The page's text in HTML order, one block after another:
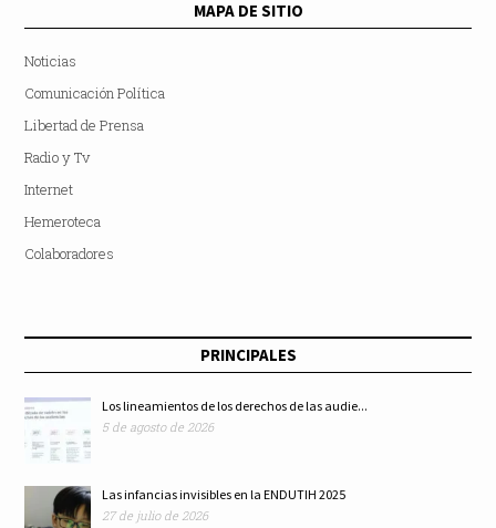
MAPA DE SITIO
Noticias
Comunicación Política
Libertad de Prensa
Radio y Tv
Internet
Hemeroteca
Colaboradores
PRINCIPALES
Los lineamientos de los derechos de las audie...
5 de agosto de 2026
Las infancias invisibles en la ENDUTIH 2025
27 de julio de 2026